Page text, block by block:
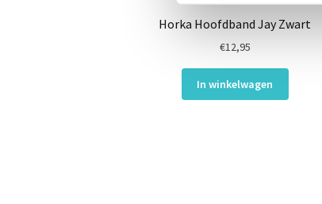
Horka Hoofdband Jay Zwart
€12,95
In winkelwagen